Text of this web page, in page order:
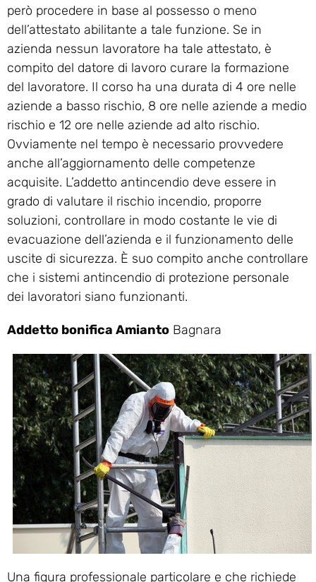
però procedere in base al possesso o meno
dell’attestato abilitante a tale funzione. Se in
azienda nessun lavoratore ha tale attestato, è
compito del datore di lavoro curare la formazione
del lavoratore. Il corso ha una durata di 4 ore nelle
aziende a basso rischio, 8 ore nelle aziende a medio
rischio e 12 ore nelle aziende ad alto rischio.
Ovviamente nel tempo è necessario provvedere
anche all’aggiornamento delle competenze
acquisite. L’addetto antincendio deve essere in
grado di valutare il rischio incendio, proporre
soluzioni, controllare in modo costante le vie di
evacuazione dell’azienda e il funzionamento delle
uscite di sicurezza. È suo compito anche controllare
che i sistemi antincendio di protezione personale
dei lavoratori siano funzionanti.
Addetto bonifica Amianto Bagnara
Una figura professionale particolare e che richiede